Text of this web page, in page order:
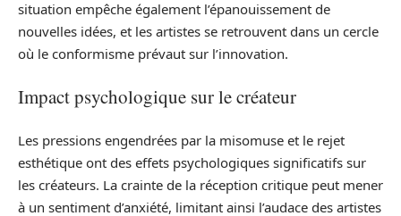
situation empêche également l’épanouissement de
nouvelles idées, et les artistes se retrouvent dans un cercle
où le conformisme prévaut sur l’innovation.
Impact psychologique sur le créateur
Les pressions engendrées par la misomuse et le rejet
esthétique ont des effets psychologiques significatifs sur
les créateurs. La crainte de la réception critique peut mener
à un sentiment d’anxiété, limitant ainsi l’audace des artistes